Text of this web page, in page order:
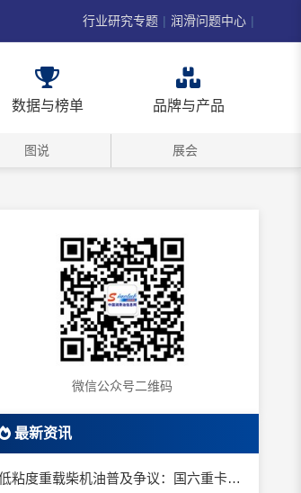
行业研究专题 | 润滑问题中心 |
数据与榜单 品牌与产品
图说 展会
微信公众号二维码
最新资讯
低粘度重载柴机油普及争议：国六重卡长期山区重载工况是否适合0W-20柴油机油？